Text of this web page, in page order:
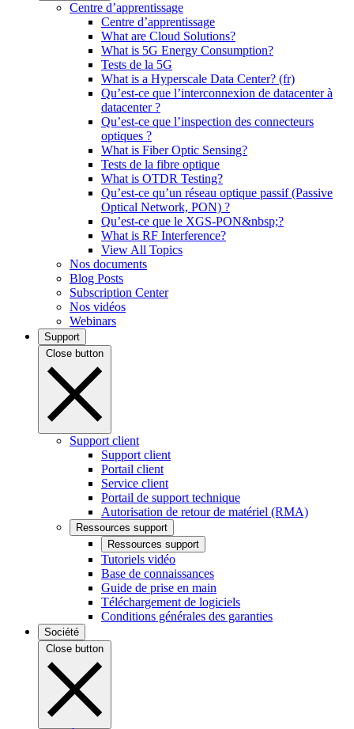
Centre d’apprentissage
Centre d’apprentissage
What are Cloud Solutions?
What is 5G Energy Consumption?
Tests de la 5G
What is a Hyperscale Data Center? (fr)
Qu’est-ce que l’interconnexion de datacenter à
datacenter ?
Qu’est-ce que l’inspection des connecteurs
optiques ?
What is Fiber Optic Sensing?
Tests de la fibre optique
What is OTDR Testing?
Qu’est-ce qu’un réseau optique passif (Passive
Optical Network, PON) ?
Qu’est-ce que le XGS-PON&nbsp;?
What is RF Interference?
View All Topics
Nos documents
Blog Posts
Subscription Center
Nos vidéos
Webinars
Support
Close button
Support client
Support client
Portail client
Service client
Portail de support technique
Autorisation de retour de matériel (RMA)
Ressources support
Ressources support
Tutoriels vidéo
Base de connaissances
Guide de prise en main
Téléchargement de logiciels
Conditions générales des garanties
Société
Close button